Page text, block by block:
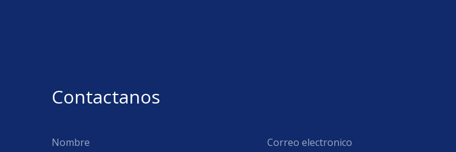
Contactanos